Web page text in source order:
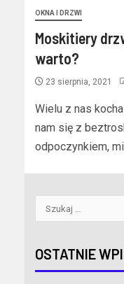
OKNA I DRZWI
Moskitiery
warto?
23 sierpnia, 2021
Wielu z nas
nam się z
odpoczynkiem,
OSTATNIE